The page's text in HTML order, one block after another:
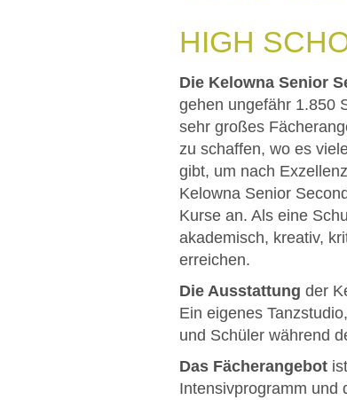
HIGH
Die Kelowna Senior
gehen ungefähr 1.850
sehr großes
zu schaffen, wo es
gibt, um nach
Kelowna Senior
Kurse an. Als eine
akademisch, kreativ,
erreichen.
Die Ausstattung der
Ein eigenes
und Schüler während
Das Fächerangebot
Intensivprogramm und